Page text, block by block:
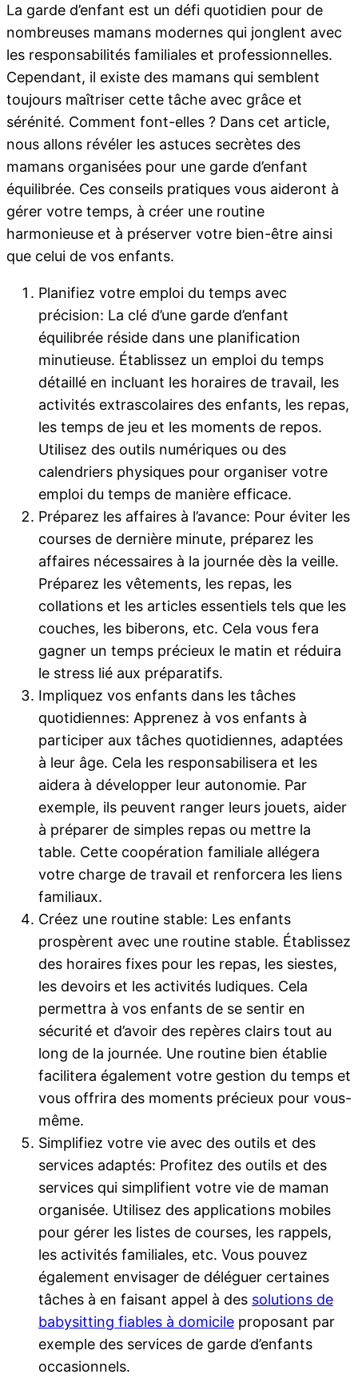
La garde d’enfant est un défi quotidien pour de
nombreuses mamans modernes qui jonglent avec
les responsabilités familiales et professionnelles.
Cependant, il existe des mamans qui semblent
toujours maîtriser cette tâche avec grâce et
sérénité. Comment font-elles ? Dans cet article,
nous allons révéler les astuces secrètes des
mamans organisées pour une garde d’enfant
équilibrée. Ces conseils pratiques vous aideront à
gérer votre temps, à créer une routine
harmonieuse et à préserver votre bien-être ainsi
que celui de vos enfants.
Planifiez votre emploi du temps avec
précision: La clé d’une garde d’enfant
équilibrée réside dans une planification
minutieuse. Établissez un emploi du temps
détaillé en incluant les horaires de travail, les
activités extrascolaires des enfants, les repas,
les temps de jeu et les moments de repos.
Utilisez des outils numériques ou des
calendriers physiques pour organiser votre
emploi du temps de manière efficace.
Préparez les affaires à l’avance: Pour éviter les
courses de dernière minute, préparez les
affaires nécessaires à la journée dès la veille.
Préparez les vêtements, les repas, les
collations et les articles essentiels tels que les
couches, les biberons, etc. Cela vous fera
gagner un temps précieux le matin et réduira
le stress lié aux préparatifs.
Impliquez vos enfants dans les tâches
quotidiennes: Apprenez à vos enfants à
participer aux tâches quotidiennes, adaptées
à leur âge. Cela les responsabilisera et les
aidera à développer leur autonomie. Par
exemple, ils peuvent ranger leurs jouets, aider
à préparer de simples repas ou mettre la
table. Cette coopération familiale allégera
votre charge de travail et renforcera les liens
familiaux.
Créez une routine stable: Les enfants
prospèrent avec une routine stable. Établissez
des horaires fixes pour les repas, les siestes,
les devoirs et les activités ludiques. Cela
permettra à vos enfants de se sentir en
sécurité et d’avoir des repères clairs tout au
long de la journée. Une routine bien établie
facilitera également votre gestion du temps et
vous offrira des moments précieux pour vous-
même.
Simplifiez votre vie avec des outils et des
services adaptés: Profitez des outils et des
services qui simplifient votre vie de maman
organisée. Utilisez des applications mobiles
pour gérer les listes de courses, les rappels,
les activités familiales, etc. Vous pouvez
également envisager de déléguer certaines
tâches à en faisant appel à des solutions de
babysitting fiables à domicile proposant par
exemple des services de garde d’enfants
occasionnels.